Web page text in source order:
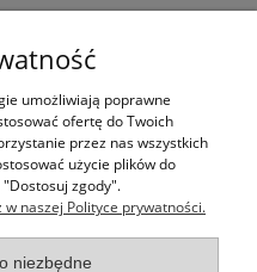
nadania)
godziny od
23,80 zł
po
umożliwiają poprawne
ofertę do Twoich
przez nas wszystkich
użycie plików do
zgody".
naszej Polityce prywatności.
niezbędne